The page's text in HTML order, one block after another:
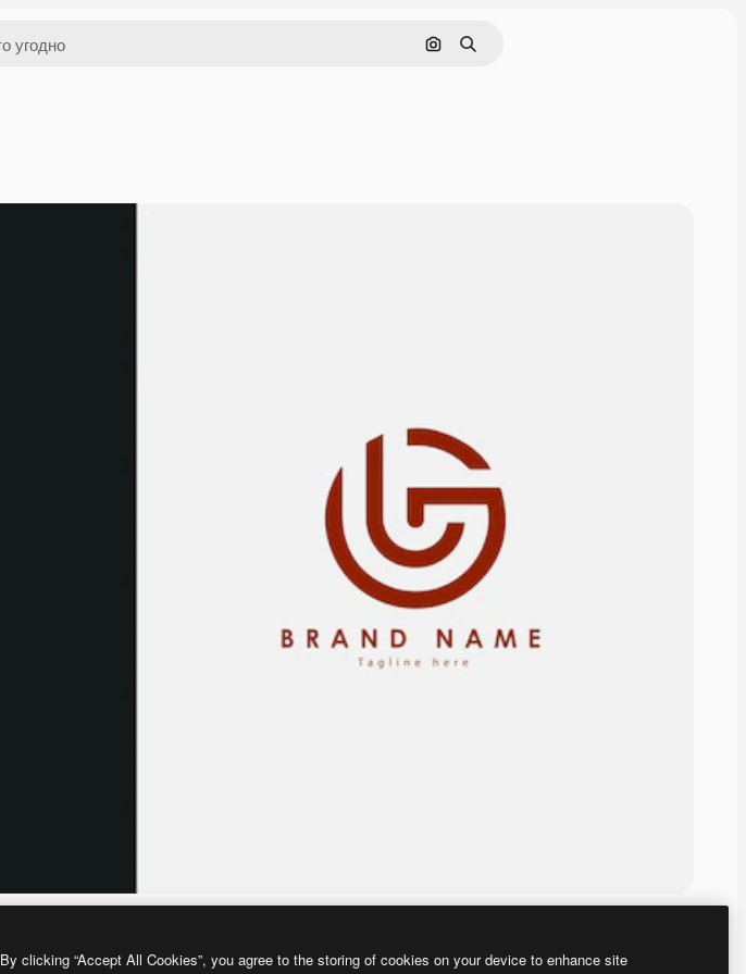
Поиск по изображению
Поиск
By clicking “Accept All Cookies”, you agree to the storing of cookies on your device to enhance site